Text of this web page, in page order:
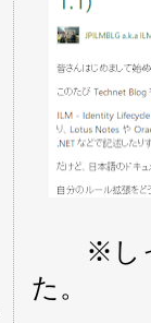
※しっ
た。